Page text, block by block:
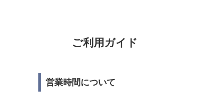
ご利用ガイド
営業時間について